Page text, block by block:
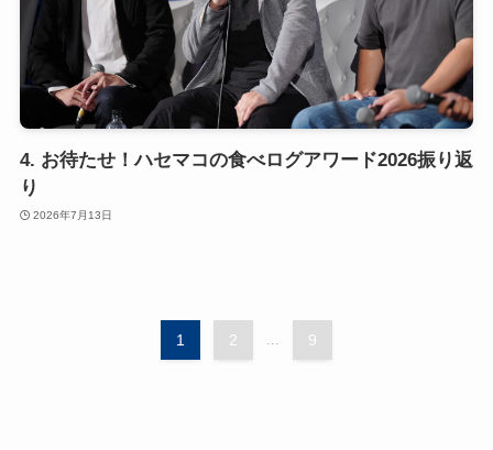
4. お待たせ！ハセマコの食べログアワード2026振り返
り
2026年7月13日
1 2 9